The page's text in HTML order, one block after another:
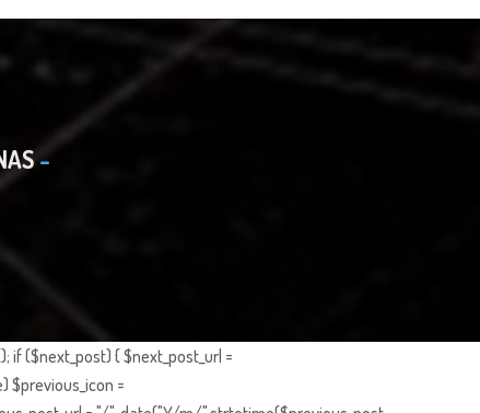
($next_post) { $next_post_url =
$previous_icon =